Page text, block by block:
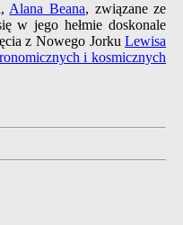
Alana Beana, związane ze
w jego hełmie doskonale
z Nowego JorkuLewisa
i kosmicznych